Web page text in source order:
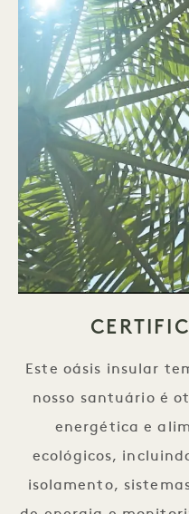
Este oásis insular
nosso santuário é
energética e
ecológicos,
isolamento,